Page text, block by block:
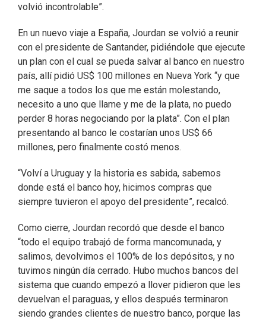
volvió incontrolable”.
En un nuevo viaje a España, Jourdan se volvió a reunir
con el presidente de Santander, pidiéndole que ejecute
un plan con el cual se pueda salvar al banco en nuestro
país, allí pidió US$ 100 millones en Nueva York “y que
me saque a todos los que me están molestando,
necesito a uno que llame y me de la plata, no puedo
perder 8 horas negociando por la plata”. Con el plan
presentando al banco le costarían unos US$ 66
millones, pero finalmente costó menos.
“Volví a Uruguay y la historia es sabida, sabemos
donde está el banco hoy, hicimos compras que
siempre tuvieron el apoyo del presidente”, recalcó.
Como cierre, Jourdan recordó que desde el banco
“todo el equipo trabajó de forma mancomunada, y
salimos, devolvimos el 100% de los depósitos, y no
tuvimos ningún día cerrado. Hubo muchos bancos del
sistema que cuando empezó a llover pidieron que les
devuelvan el paraguas, y ellos después terminaron
siendo grandes clientes de nuestro banco, porque las